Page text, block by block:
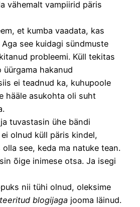
vähemalt vampiirid päris
et kumba vaadata, kas
see kuidagi sündmuste
probleemi. Küll tekitas
hakanud
ei teadnud ka, kuhupoole
hääle asukohta oli suht
tuvastasin ühe bändi
olnud küll päris kindel,
see, keda ma natuke tean.
õige inimese otsa. Ja isegi
nii tühi olnud, oleksime
blogijaga jooma läinud.